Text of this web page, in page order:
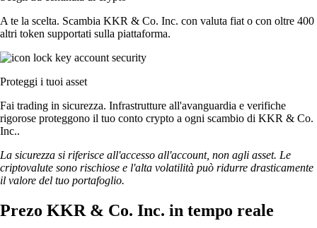
A te la scelta. Scambia KKR & Co. Inc. con valuta fiat o con oltre 400
altri token supportati sulla piattaforma.
Proteggi i tuoi asset
Fai trading in sicurezza. Infrastrutture all'avanguardia e verifiche
rigorose proteggono il tuo conto crypto a ogni scambio di KKR & Co.
Inc..
La sicurezza si riferisce all'accesso all'account, non agli asset. Le
criptovalute sono rischiose e l'alta volatilità può ridurre drasticamente
il valore del tuo portafoglio.
Prezo KKR & Co. Inc. in tempo reale